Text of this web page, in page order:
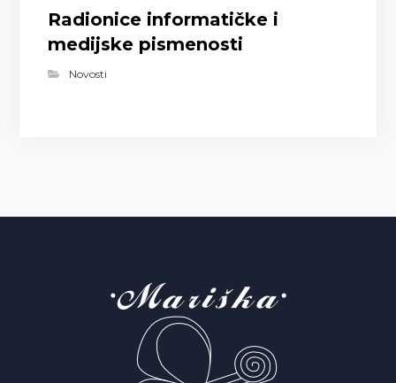
Radionice informatičke i
medijske pismenosti
Novosti